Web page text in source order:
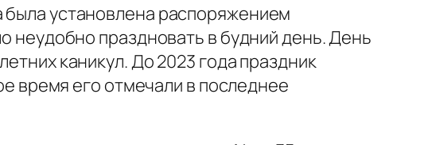
установлена распоряжением
неудобно праздновать в будний день. День
каникул. До 2023 года праздник
время его отмечали в последнее